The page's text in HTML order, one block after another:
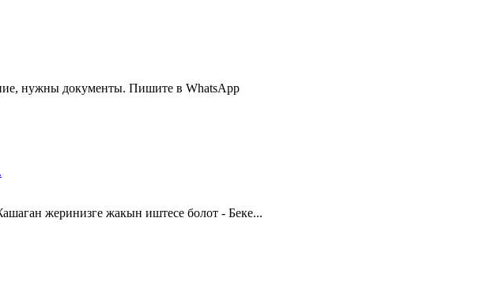
нужны документы. Пишите в WhatsApp
жеринизге жакын иштесе болот - Беке...